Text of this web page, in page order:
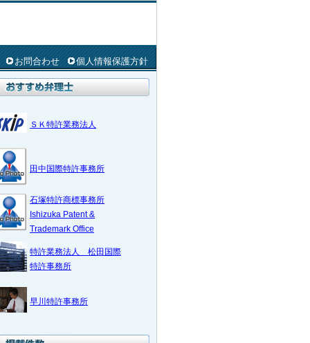
お問合わせ 個人情報保護方針
ＳＫ特許業務法人
田中国際特許事務所
石塚特許商標事務所
Ishizuka Patent &
Trademark Office
特許業務法人 松田国際
特許事務所
早川特許事務所